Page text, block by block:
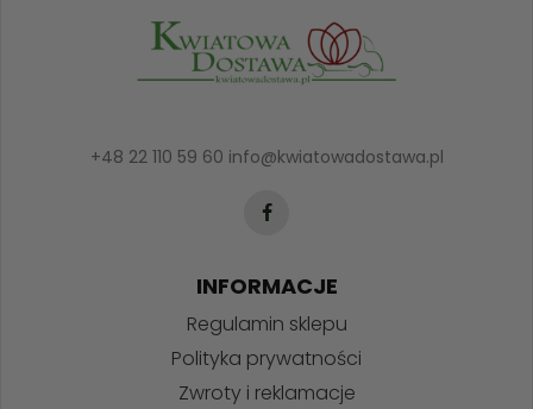
+48 22 110 59 60 info@kwiatowadostawa.pl
INFORMACJE
Regulamin sklepu
Polityka prywatności
Zwroty i reklamacje